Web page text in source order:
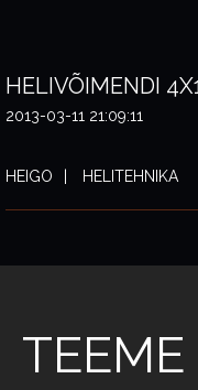
HELIVÕIMENDI
2013-03-11 21:09:11
HEIGO HELITEHNIKA